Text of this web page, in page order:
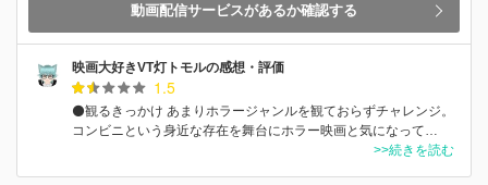
動画配信サービスがあるか確認する
映画大好きVT灯トモルの感想・評価
1.5
⚫️観るきっかけ あまりホラージャンルを観ておらずチャレンジ。
コンビニという身近な存在を舞台にホラー映画と気になって…
>>続きを読む